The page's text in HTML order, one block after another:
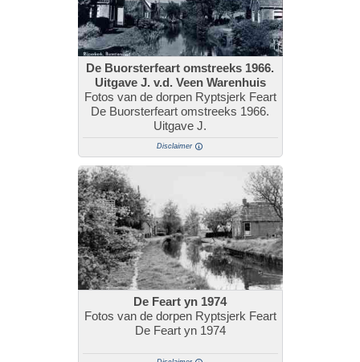
De Buorsterfeart omstreeks 1966.
Uitgave J. v.d. Veen Warenhuis
Fotos van de dorpen Ryptsjerk Feart
De Buorsterfeart omstreeks 1966.
Uitgave J.
Disclaimer
De Feart yn 1974
Fotos van de dorpen Ryptsjerk Feart
De Feart yn 1974